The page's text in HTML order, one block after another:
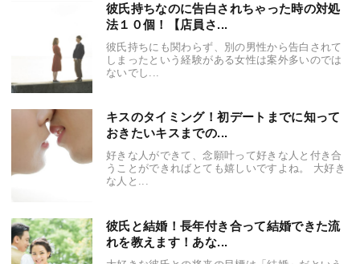
彼氏持ちなのに告白されちゃった時の対処
法１０個！【店員さ...
彼氏持ちにも関わらず、別の男性から告白されて
しまったという経験がある女性は案外多いのでは
ないでし...
キスのタイミング！初デートまでに知って
おきたいキスまでの...
好きな人ができて、念願叶って好きな人と付き合
うことができればとても嬉しいですよね。 大好き
な人と...
彼氏と結婚！長年付き合って結婚できた流
れを教えます！あな...